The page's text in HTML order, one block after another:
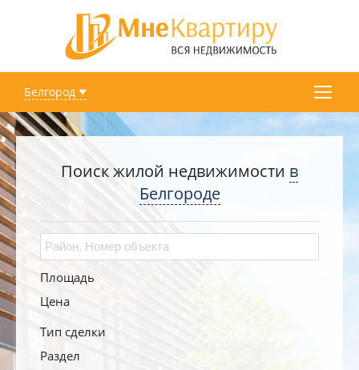
Белгород
Поиск жилой недвижимости в
Белгороде
Площадь
Цена
Тип сделки
Раздел